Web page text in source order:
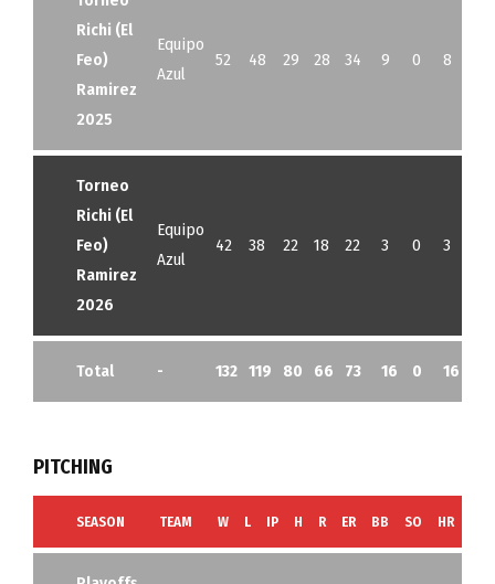
Richi (El
Feo)
Ramirez
2025
Equipo
Azul
52 48 29 28 34 9 0 8
Torneo
Richi (El
Feo)
Ramirez
2026
Equipo
Azul
42 38 22 18 22 3 0 3
Total - 132 119 80 66 73 16 0 16
PITCHING
SEASON TEAM W L IP H R ER BB SO HR